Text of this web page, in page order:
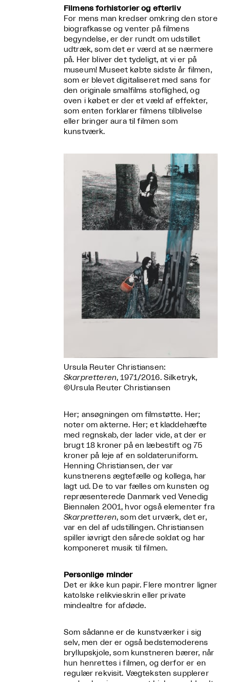
Filmens forhistorier og efterliv
For mens man kredser omkring den store
biografkasse og venter på filmens
begyndelse, er der rundt om udstillet
udtræk, som det er værd at se nærmere
på. Her bliver det tydeligt, at vi er på
museum! Museet købte sidste år filmen,
som er blevet digitaliseret med sans for
den originale smalfilms stoflighed, og
oven i købet er der et væld af effekter,
som enten forklarer filmens tilblivelse
eller bringer aura til filmen som
kunstværk.
Ursula Reuter Christiansen:
Skarpretteren, 1971/2016. Silketryk,
©Ursula Reuter Christiansen
Her; ansøgningen om filmstøtte. Her;
noter om akterne. Her; et kladdehæfte
med regnskab, der lader vide, at der er
brugt 18 kroner på en læbestift og 75
kroner på leje af en soldateruniform.
Henning Christiansen, der var
kunstnerens ægtefælle og kollega, har
lagt ud. De to var fælles om kunsten og
repræsenterede Danmark ved Venedig
Biennalen 2001, hvor også elementer fra
Skarpretteren, som det urværk, det er,
var en del af udstillingen. Christiansen
spiller iøvrigt den sårede soldat og har
komponeret musik til filmen.
Personlige minder
Det er ikke kun papir. Flere montrer ligner
katolske relikvieskrin eller private
mindealtre for afdøde.
Som sådanne er de kunstværker i sig
selv, men der er også bedstemoderens
bryllupskjole, som kunstneren bærer, når
hun henrettes i filmen, og derfor er en
regulær rekvisit. Vægteksten supplerer